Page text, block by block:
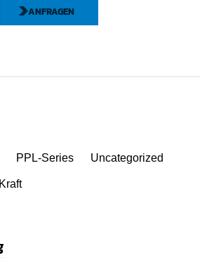
ANFRAGEN
PPL-Series Uncategorized
Kraft